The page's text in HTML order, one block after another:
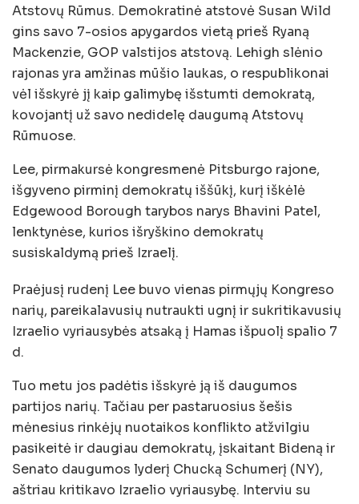
Atstovų Rūmus. Demokratinė atstovė Susan Wild
gins savo 7-osios apygardos vietą prieš Ryaną
Mackenzie, GOP valstijos atstovą. Lehigh slėnio
rajonas yra amžinas mūšio laukas, o respublikonai
vėl išskyrė jį kaip galimybę išstumti demokratą,
kovojantį už savo nedidelę daugumą Atstovų
Rūmuose.
Lee, pirmakursė kongresmenė Pitsburgo rajone,
išgyveno pirminį demokratų iššūkį, kurį iškėlė
Edgewood Borough tarybos narys Bhavini Patel,
lenktynėse, kurios išryškino demokratų
susiskaldymą prieš Izraelį.
Praėjusį rudenį Lee buvo vienas pirmųjų Kongreso
narių, pareikalavusių nutraukti ugnį ir sukritikavusių
Izraelio vyriausybės atsaką į Hamas išpuolį spalio 7
d.
Tuo metu jos padėtis išskyrė ją iš daugumos
partijos narių. Tačiau per pastaruosius šešis
mėnesius rinkėjų nuotaikos konflikto atžvilgiu
pasikeitė ir daugiau demokratų, įskaitant Bideną ir
Senato daugumos lyderį Chucką Schumerį (NY),
aštriau kritikavo Izraelio vyriausybę. Interviu su